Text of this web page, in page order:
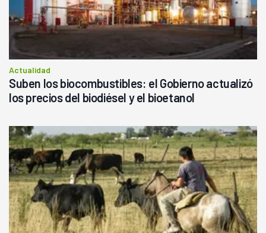
Actualidad
Suben los biocombustibles: el Gobierno actualizó
los precios del biodiésel y el bioetanol